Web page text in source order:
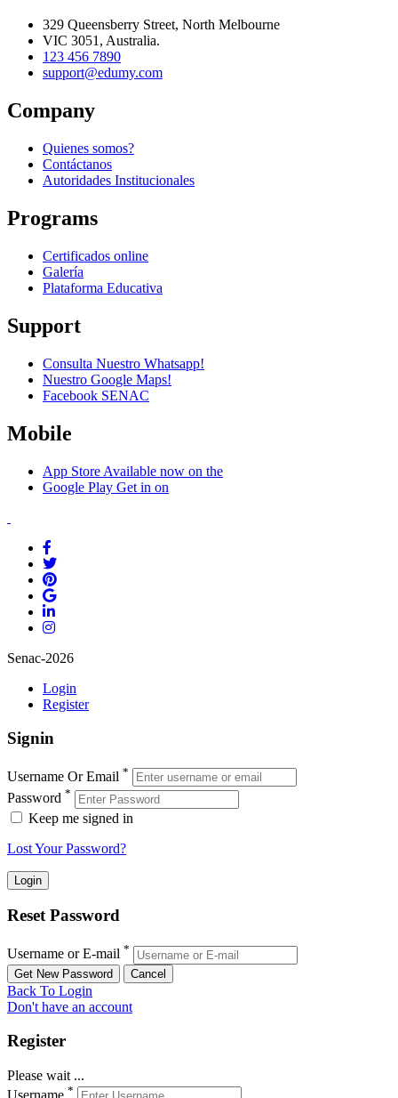
329 Queensberry Street, North Melbourne
VIC 3051, Australia.
123 456 7890
support@edumy.com
Company
Quienes somos?
Contáctanos
Autoridades Institucionales
Programs
Certificados online
Galería
Plataforma Educativa
Support
Consulta Nuestro Whatsapp!
Nuestro Google Maps!
Facebook SENAC
Mobile
App Store Available now on the
Google Play Get in on
Senac-2026
Login
Register
Signin
Username Or Email *
Password *
Keep me signed in
Lost Your Password?
Reset Password
Username or E-mail *
Back To Login
Don't have an account
Register
Please wait ...
*